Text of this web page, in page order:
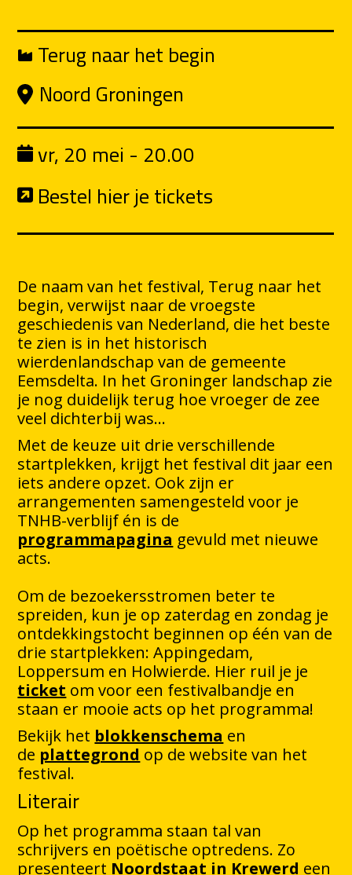
Terug naar het begin
Noord Groningen
vr, 20 mei - 20.00
Bestel hier je tickets
De naam van het festival, Terug naar het
begin, verwijst naar de vroegste
geschiedenis van Nederland, die het beste
te zien is in het historisch
wierdenlandschap van de gemeente
Eemsdelta. In het Groninger landschap zie
je nog duidelijk terug hoe vroeger de zee
veel dichterbij was…
Met de keuze uit drie verschillende
startplekken, krijgt het festival dit jaar een
iets andere opzet. Ook zijn er
arrangementen samengesteld voor je
TNHB-verblijf én is de
programmapagina gevuld met nieuwe
acts.
Om de bezoekersstromen beter te
spreiden, kun je op zaterdag en zondag je
ontdekkingstocht beginnen op één van de
drie startplekken: Appingedam,
Loppersum en Holwierde. Hier ruil je je
ticket om voor een festivalbandje en
staan er mooie acts op het programma!
Bekijk het blokkenschema en
de plattegrond op de website van het
festival.
Literair
Op het programma staan tal van
schrijvers en poëtische optredens. Zo
presenteert Noordstaat in Krewerd een